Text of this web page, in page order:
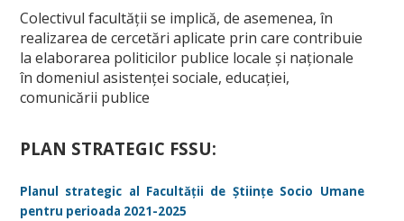
Publicaţii
Manifestări științifice
Etica cercetare
Plan de cercetare
EDUCAȚIE
Colectivul facultăţii se implică, de asemenea, în
realizarea de cercetări aplicate prin care contribuie
la elaborarea politicilor publice locale şi naţionale
în domeniul asistenţei sociale, educaţiei,
comunicării publice
PLAN STRATEGIC FSSU:
Planul strategic al Facultății de Științe Socio Umane
pentru perioada 2021-2025